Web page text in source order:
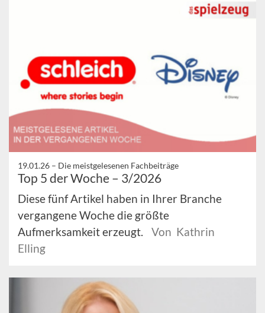
19.01.26 – Die meistgelesenen Fachbeiträge
Top 5 der Woche – 3/2026
Diese fünf Artikel haben in Ihrer Branche
vergangene Woche die größte
Aufmerksamkeit erzeugt.
Von Kathrin
Elling